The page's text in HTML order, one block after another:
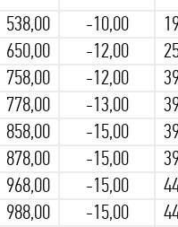
538,00 -10,00
650,00 -12,00
758,00 -12,00
778,00 -13,00
858,00 -15,00
878,00 -15,00
968,00 -15,00
988,00 -15,00